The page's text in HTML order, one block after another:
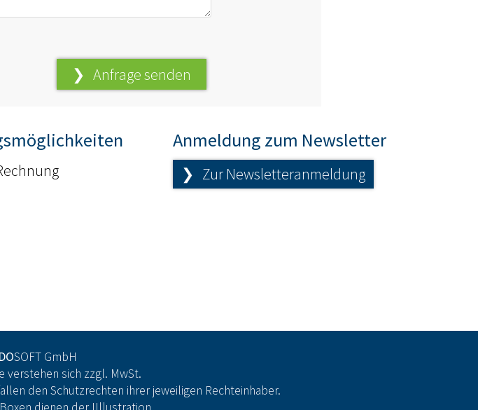
Anmeldung zum Newsletter
❯ Zur Newsletteranmeldung
SOFT GmbH
verstehen sich zzgl. MwSt.
den Schutzrechten ihrer jeweiligen Rechteinhaber.